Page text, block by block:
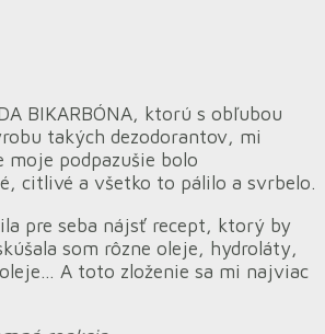
BIKARBÓNA, ktorú s obľubou
takých dezodorantov, mi
moje podpazušie bolo
citlivé a všetko to pálilo a svrbelo.
pre seba nájsť recept, ktorý by
som rôzne oleje, hydroláty,
A toto zloženie sa mi najviac